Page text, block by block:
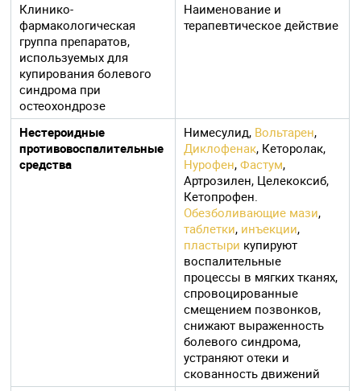
Клинико-
фармакологическая
группа препаратов,
используемых для
купирования болевого
синдрома при
остеохондрозе
Наименование и
терапевтическое действие
Нестероидные
противовоспалительные
средства
Нимесулид, Вольтарен,
Диклофенак, Кеторолак,
Нурофен,Фастум,
Артрозилен, Целекоксиб,
Кетопрофен.
Обезболивающие мази,
таблетки, инъекции,
пластыри купируют
воспалительные
процессы в мягких тканях,
спровоцированные
смещением позвонков,
снижают выраженность
болевого синдрома,
устраняют отеки и
скованность движений